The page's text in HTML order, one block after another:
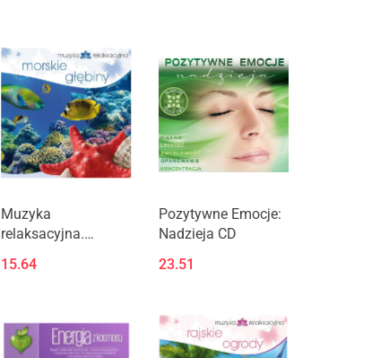
Muzyka
relaksacyjna.
15.64
Pozytywne Emocje:
Nadzieja CD
23.51